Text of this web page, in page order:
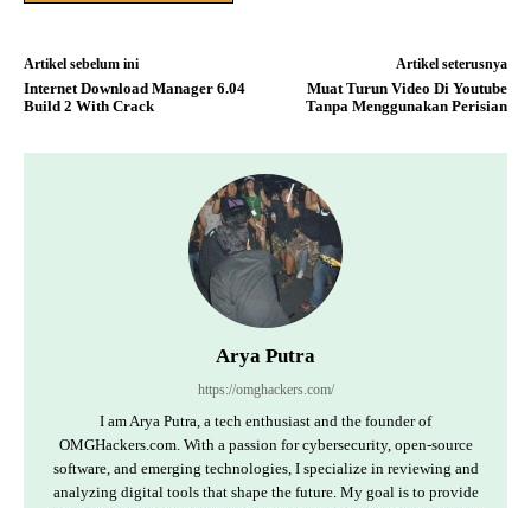
Artikel sebelum ini
Internet Download Manager 6.04
Build 2 With Crack
Artikel seterusnya
Muat Turun Video Di Youtube
Tanpa Menggunakan Perisian
Arya Putra
https://omghackers.com/
I am Arya Putra, a tech enthusiast and the founder of
OMGHackers.com. With a passion for cybersecurity, open-source
software, and emerging technologies, I specialize in reviewing and
analyzing digital tools that shape the future. My goal is to provide